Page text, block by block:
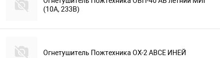
(10А, 233В)
Огнетушитель Пожтехника ОХ-2 АВСЕ ИНЕЙ